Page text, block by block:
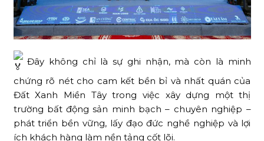
Đây không chỉ là sự ghi nhận, mà còn là minh
chứng rõ nét cho cam kết bền bỉ và nhất quán của
Đất Xanh Miền Tây trong việc xây dựng một thị
trường bất động sản minh bạch – chuyên nghiệp –
phát triển bền vững, lấy đạo đức nghề nghiệp và lợi
ích khách hàng làm nền tảng cốt lõi.